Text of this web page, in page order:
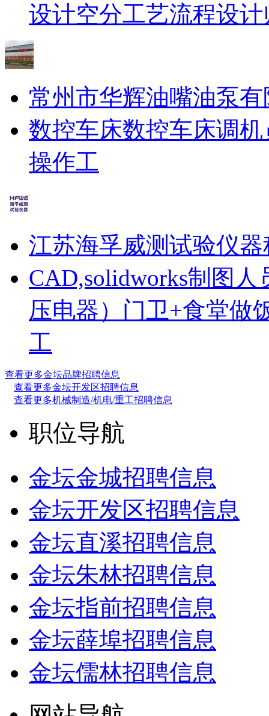
设计空分工艺流程设计
常州市华辉油嘴油泵
数控车床数控车床调机
操作工
江苏海孚威测试验仪
CAD,solidworks制图人
压电器） 门卫+食堂做
工
查看更多金坛品牌招聘信息
查看更多金坛开发区招聘信息
查看更多机械制造/机电/重工招聘信息
职位导航
金坛金城招聘信息
金坛开发区招聘信息
金坛直溪招聘信息
金坛朱林招聘信息
金坛指前招聘信息
金坛薛埠招聘信息
金坛儒林招聘信息